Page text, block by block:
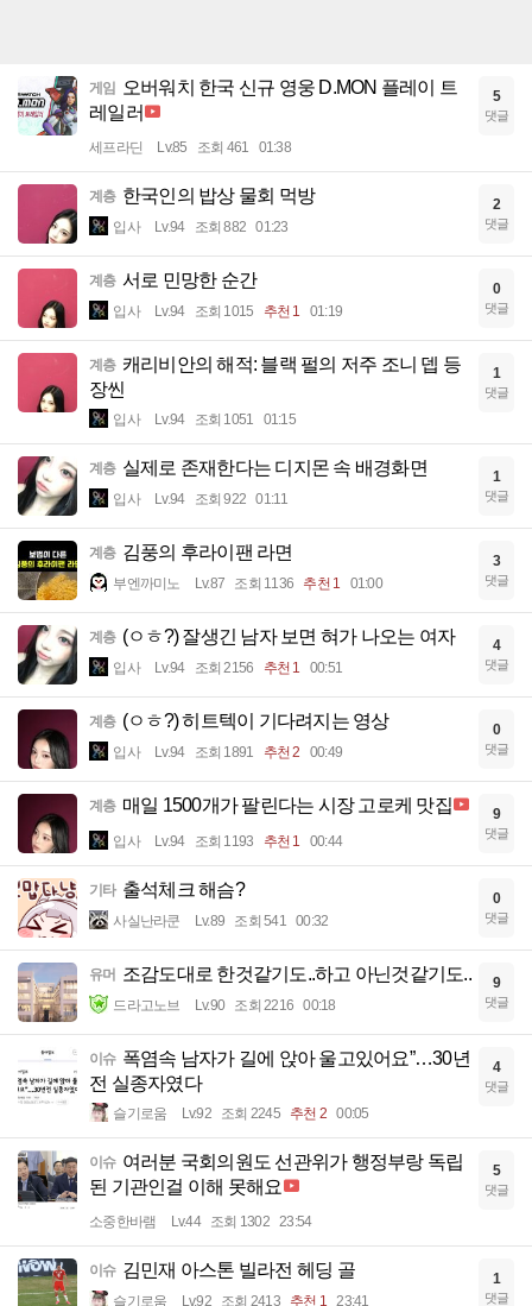
게임
오버워치 한국 신규 영웅 D.MON 플레이 트
레일러
세프라딘 Lv.85 조회 461 01:38
5
댓글
계층 한국인의 밥상 물회 먹방
입사 Lv.94 조회 882 01:23
2
댓글
계층 서로 민망한 순간
입사 Lv.94 조회 1015 추천 1 01:19
0
댓글
계층 캐리비안의 해적: 블랙 펄의 저주 조니 뎁 등
장씬
입사 Lv.94 조회 1051 01:15
1
댓글
계층 실제로 존재한다는 디지몬 속 배경화면
입사 Lv.94 조회 922 01:11
1
댓글
계층 김풍의 후라이팬 라면
부엔까미노 Lv.87 조회 1136 추천 1 01:00
3
댓글
계층 (ㅇㅎ?) 잘생긴 남자 보면 혀가 나오는 여자
입사 Lv.94 조회 2156 추천 1 00:51
4
댓글
계층 (ㅇㅎ?) 히트텍이 기다려지는 영상
입사 Lv.94 조회 1891 추천 2 00:49
0
댓글
계층 매일 1500개가 팔린다는 시장 고로케 맛집
입사 Lv.94 조회 1193 추천 1 00:44
9
댓글
기타 출석체크 해슴?
사실난라쿤 Lv.89 조회 541 00:32
0
댓글
유머 조감도대로 한것같기도..하고 아닌것같기도..
드라고노브 Lv.90 조회 2216 00:18
9
댓글
이슈 폭염속 남자가 길에 앉아 울고있어요”…30년
전 실종자였다
슬기로움 Lv.92 조회 2245 추천 2 00:05
4
댓글
이슈 여러분 국회의원도 선관위가 행정부랑 독립
된 기관인걸 이해 못해요
소중한바램 Lv.44 조회 1302 23:54
5
댓글
이슈 김민재 아스톤 빌라전 헤딩 골
슬기로움 Lv.92 조회 2413 추천 1 23:41
1
댓글